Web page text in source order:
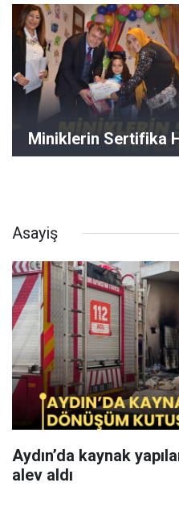
Miniklerin Sertifika
Asayiş
Aydın’da kaynak
alev aldı